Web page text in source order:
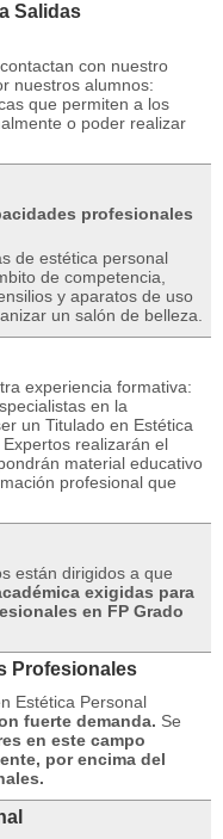
Salidas
con nuestro
nuestros alumnos:
que permiten a los
o poder realizar
profesionales
de estética personal
de competencia,
y aparatos de uso
un salón de belleza.
experiencia formativa:
en la
un Titulado en Estética
realizarán el
material educativo
profesional que
están dirigidos a que
exigidas para
en FP Grado
Profesionales
Estética Personal
fuerte demanda. Se
en este campo
por encima del